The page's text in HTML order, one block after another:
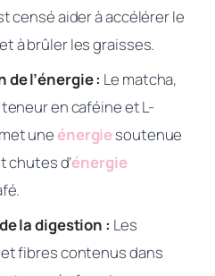
censé aider à accélérer le
à brûler les graisses.
l’énergie : Le matcha,
en caféine et L-
une énergiesoutenue
chutes d’énergie
la digestion : Les
fibres contenus dans